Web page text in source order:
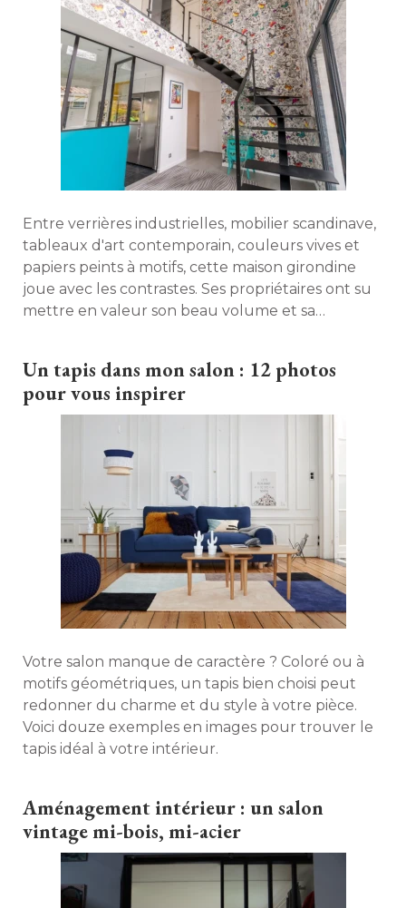
Entre verrières industrielles, mobilier scandinave,
tableaux d'art contemporain, couleurs vives et
papiers peints à motifs, cette maison girondine
joue avec les contrastes. Ses propriétaires ont su
mettre en valeur son beau volume et sa
Un tapis dans mon salon : 12 photos
pour vous inspirer
Votre salon manque de caractère ? Coloré ou à
motifs géométriques, un tapis bien choisi peut
redonner du charme et du style à votre pièce.
Voici douze exemples en images pour trouver le
tapis idéal à votre intérieur.
Aménagement intérieur : un salon
vintage mi-bois, mi-acier